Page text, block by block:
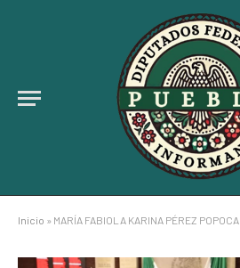
Inicio » MARÍA FABIOLA KARINA PÉREZ POPOCA